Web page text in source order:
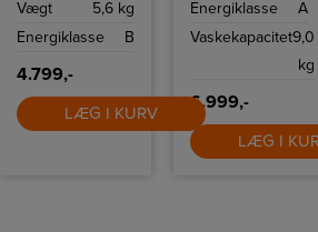
kapacitet og op
Sense optimerer
FreshCare holder
tøjet friskt, og
soft opening
samt udskudt
start øger
Vægt
5,6 kg
Energiklasse
B
4.799,-
LÆG I KURV
driftsikker
Energiklasse
A
Vaskekapacitet9,0
kg
6.999,-
LÆG I